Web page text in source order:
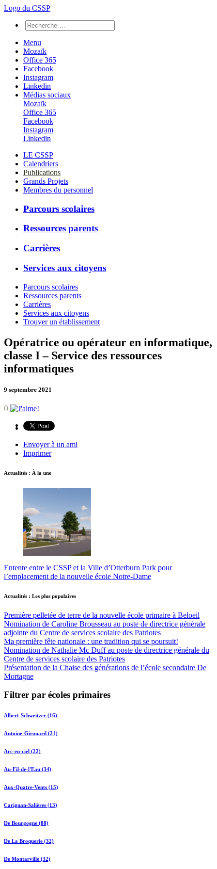
Logo du CSSP
Menu
Mozaïk
Office 365
Facebook
Instagram
Linkedin
Médias sociaux
Mozaïk
Office 365
Facebook
Instagram
Linkedin
LE CSSP
Calendriers
Publications
Grands Projets
Membres du personnel
Parcours scolaires
Ressources parents
Carrières
Services aux citoyens
Parcours scolaires
Ressources parents
Carrières
Services aux citoyens
Trouver un établissement
Opératrice ou opérateur en informatique,
classe I – Service des ressources
informatiques
9 septembre 2021
0
Envoyer à un ami
Imprimer
Actualités : À la une
Entente entre le CSSP et la Ville d’Otterburn Park pour
l’emplacement de la nouvelle école Notre-Dame
Actualités : Les plus populaires
Première pelletée de terre de la nouvelle école primaire à Beloeil
Nomination de Caroline Brousseau au poste de directrice générale
adjointe du Centre de services scolaire des Patriotes
Ma première fête nationale : une tradition qui se poursuit!
Nomination de Nathalie Mc Duff au poste de directrice générale du
Centre de services scolaire des Patriotes
Présentation de la Chaise des générations de l’école secondaire De
Mortagne
Filtrer par écoles primaires
Albert-Schweitzer (16)
Antoine-Girouard (21)
Arc-en-ciel (22)
Au-Fil-de-l'Eau (34)
Aux-Quatre-Vents (15)
Carignan-Salières (13)
De Bourgogne (88)
De La Broquerie (32)
De Montarville (32)